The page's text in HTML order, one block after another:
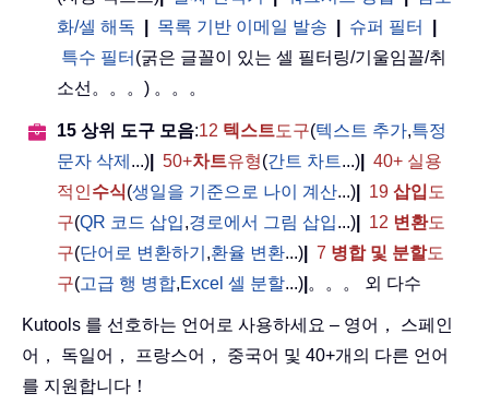
화/셀 해독
목록 기반 이메일 발송 슈퍼 필터
특수 필터 (굵은 글꼴이 있는 셀 필터링/기울임꼴/취
소선。。。) 。。。
15 상위 도구 모음:12 텍스트도구(텍스트 추가,특정
문자 삭제 ...) 50+차트유형(간트 차트...)
40+ 실용
적인수식(생일을 기준으로 나이 계산...) 19 삽입도
구(QR 코드 삽입,경로에서 그림 삽입...) 12 변환도
구(단어로 변환하기 ,환율 변환...) 7 병합 및 분할도
구(고급 행 병합,Excel 셀 분할...) 。。。 외 다수
Kutools 를 선호하는 언어로 사용하세요 – 영어， 스페인
어， 독일어， 프랑스어， 중국어 및 40+개의 다른 언어
를 지원합니다！